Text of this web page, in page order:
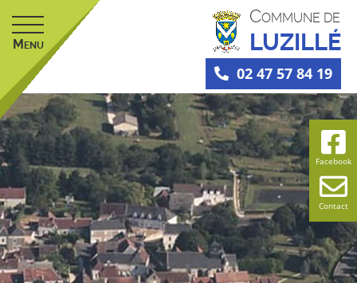
Facebook
Contact
M ENU
COMMUNE DE
LUZILLÉ
02 47 57 84 19